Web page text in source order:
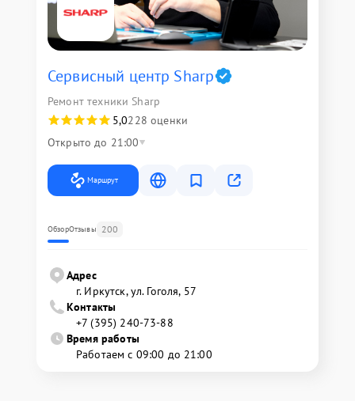
Сервисный центр Sharp
Ремонт техники Sharp
5,0228 оценки
Открыто до 21:00
Маршрут
ОбзорОтзывы 200
Адрес
г. Иркутск, ул. ​Гоголя, 57
Контакты
+7 (395) 240-73-88
Время работы
Работаем с 09:00 до 21:00